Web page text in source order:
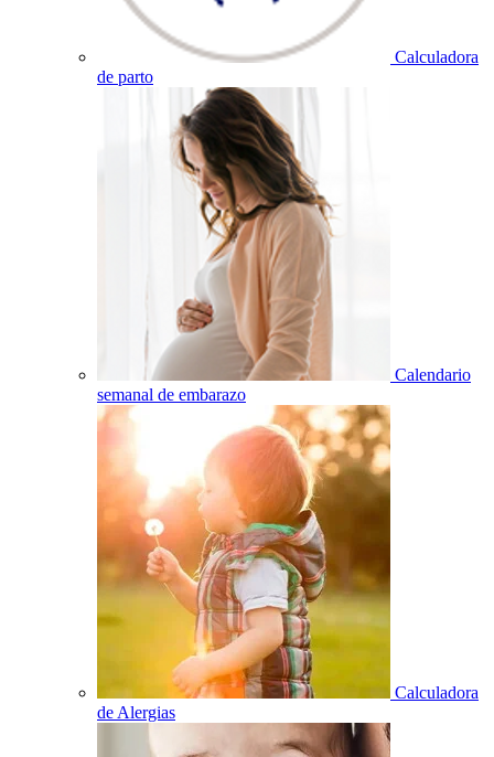
Calculadora
de parto
Calendario
semanal de embarazo
Calculadora
de Alergias